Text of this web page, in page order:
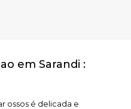
em Sarandi :
ossos é delicada e